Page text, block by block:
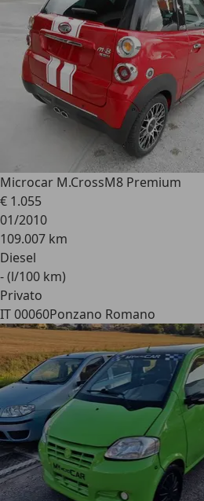
Microcar M.CrossM8 Premium
€ 1.055
01/2010
109.007 km
Diesel
- (l/100 km)
Privato
IT 00060Ponzano Romano